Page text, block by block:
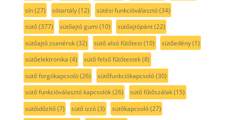
sín(27) sótartály(12) sütési funkcióválasztó(34)
sütő(377) sütőajtó gumi (10) sütőajtópánt(22)
sütőajtó zsanérok(32) sütő alsó fűtőtest(10) sütőedény(1)
sütőelektronika (4) sütő felső fűtőtestek(8)
sütő forgókapcsoló(26) sütőfunkciókapcsoló(30)
sütő funkcióválasztó kapcsolók(26) sütő fűtőszálak(15)
sütőidőzítő(7) sütő izzó(3) sütőkapcsoló(27)